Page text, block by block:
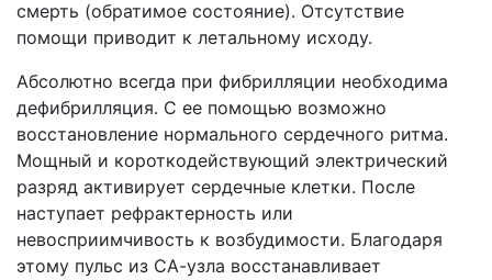
смерть (обратимое состояние). Отсутствие
помощи приводит к летальному исходу.
Абсолютно всегда при фибрилляции необходима
дефибрилляция. С ее помощью возможно
восстановление нормального сердечного ритма.
Мощный и короткодействующий электрический
разряд активирует сердечные клетки. После
наступает рефрактерность или
невосприимчивость к возбудимости. Благодаря
этому пульс из СА-узла восстанавливает